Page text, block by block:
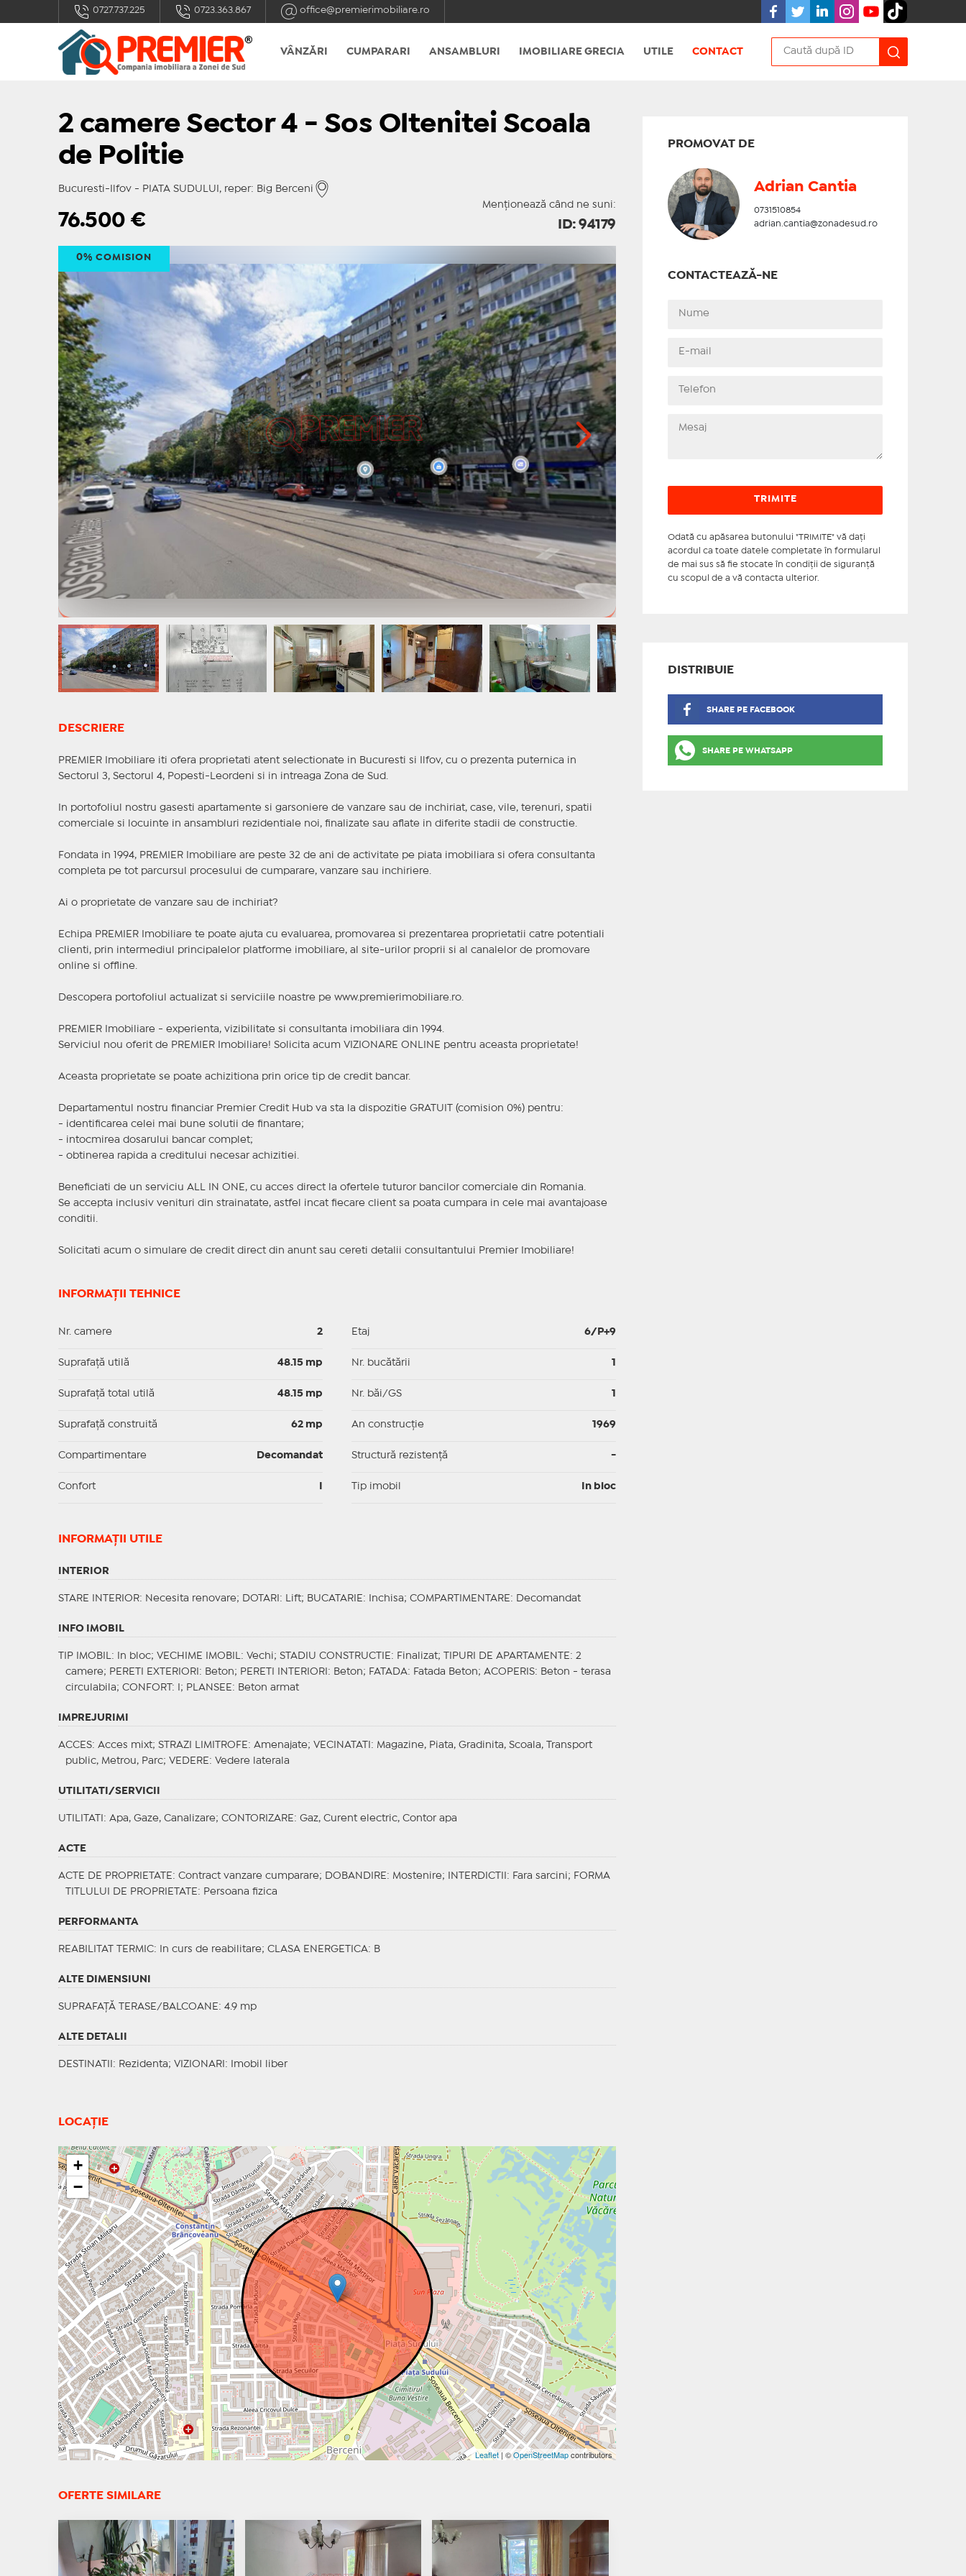
0727.737.225 0723.363.867 office@premierimobiliare.ro
VÂNZĂRI CUMPARARI ANSAMBLURI IMOBILIARE GRECIA UTILE CONTACT
2 camere Sector 4 - Sos Oltenitei Scoala
de Politie
Bucuresti-Ilfov - PIATA SUDULUI, reper: Big Berceni
Menționează când ne suni:
76.500€ ID: 94179
0% COMISION
DESCRIERE
PREMIER Imobiliare iti ofera proprietati atent selectionate in Bucuresti si Ilfov, cu o prezenta puternica in
Sectorul 3, Sectorul 4, Popesti-Leordeni si in intreaga Zona de Sud.
In portofoliul nostru gasesti apartamente si garsoniere de vanzare sau de inchiriat, case, vile, terenuri, spatii
comerciale si locuinte in ansambluri rezidentiale noi, finalizate sau aflate in diferite stadii de constructie.
Fondata in 1994, PREMIER Imobiliare are peste 32 de ani de activitate pe piata imobiliara si ofera consultanta
completa pe tot parcursul procesului de cumparare, vanzare sau inchiriere.
Ai o proprietate de vanzare sau de inchiriat?
Echipa PREMIER Imobiliare te poate ajuta cu evaluarea, promovarea si prezentarea proprietatii catre potentiali
clienti, prin intermediul principalelor platforme imobiliare, al site-urilor proprii si al canalelor de promovare
online si offline.
Descopera portofoliul actualizat si serviciile noastre pe www.premierimobiliare.ro.
PREMIER Imobiliare - experienta, vizibilitate si consultanta imobiliara din 1994.
Serviciul nou oferit de PREMIER Imobiliare! Solicita acum VIZIONARE ONLINE pentru aceasta proprietate!
Aceasta proprietate se poate achizitiona prin orice tip de credit bancar.
Departamentul nostru financiar Premier Credit Hub va sta la dispozitie GRATUIT (comision 0%) pentru:
- identificarea celei mai bune solutii de finantare;
- intocmirea dosarului bancar complet;
- obtinerea rapida a creditului necesar achizitiei.
Beneficiati de un serviciu ALL IN ONE, cu acces direct la ofertele tuturor bancilor comerciale din Romania.
Se accepta inclusiv venituri din strainatate, astfel incat fiecare client sa poata cumpara in cele mai avantajoase
conditii.
Solicitati acum o simulare de credit direct din anunt sau cereti detalii consultantului Premier Imobiliare!
INFORMAȚII TEHNICE
Nr. camere 2
Suprafaţă utilă 48.15 mp
Suprafaţă total utilă 48.15 mp
Suprafaţă construită 62 mp
Compartimentare Decomandat
Confort
Etaj 6/P+9
Nr. bucătării
Nr. băi/GS
An construcție 1969
Structură rezistență -
Tip imobil In bloc
INFORMAŢII UTILE
INTERIOR
STARE INTERIOR: Necesita renovare; DOTARI : Lift; BUCATARIE : Inchisa; COMPARTIMENTARE : Decomandat
INFO IMOBIL
TIP IMOBIL : In bloc; VECHIME IMOBIL : Vechi; STADIU CONSTRUCTIE : Finalizat; TIPURI DE APARTAMENTE : 2
camere; PERETI EXTERIORI : Beton; PERETI INTERIORI : Beton; FATADA: Fatada Beton; ACOPERIS: Beton - terasa
circulabila; CONFORT : I; PLANSEE : Beton armat
IMPREJURIMI
ACCES: Acces mixt; STRAZI LIMITROFE : Amenajate; VECINATATI
: Magazine, Piata, Gradinita, Scoala, Transport
public, Metrou, Parc; VEDERE : Vedere laterala
UTILITATI/SERVICII
UTILITATI : Apa, Gaze, Canalizare; CONTORIZARE : Gaz, Curent electric, Contor apa
ACTE
ACTE DE PROPRIETATE : Contract vanzare cumparare; DOBANDIRE : Mostenire; INTERDICTII : Fara sarcini; FORMA
TITLULUI DE PROPRIETATE : Persoana fizica
PERFORMANTA
REABILITAT TERMIC: In curs de reabilitare; CLASA ENERGETICA: B
ALTE DIMENSIUNI
SUPRAFAȚĂ TERASE/BALCOANE: 4.9 mp
ALTE DETALII
DESTINATII : Rezidenta; VIZIONARI : Imobil liber
LOCAȚIE
+
−
Leaflet| ©OpenStreetMapcontributors
PROMOVAT DE
Adrian Cantia
0731510854
adrian.cantia@zonadesud.ro
CONTACTEAZĂ-NE
Odată cu apăsarea butonului "TRIMITE" vă daţi
acordul ca toate datele completate în formularul
de mai sus să fie stocate în condiţii de siguranţă
cu scopul de a vă contacta ulterior.
DISTRIBUIE
SHARE PE FACEBOOK
SHARE PE WHATSAPP
OFERTE SIMILARE